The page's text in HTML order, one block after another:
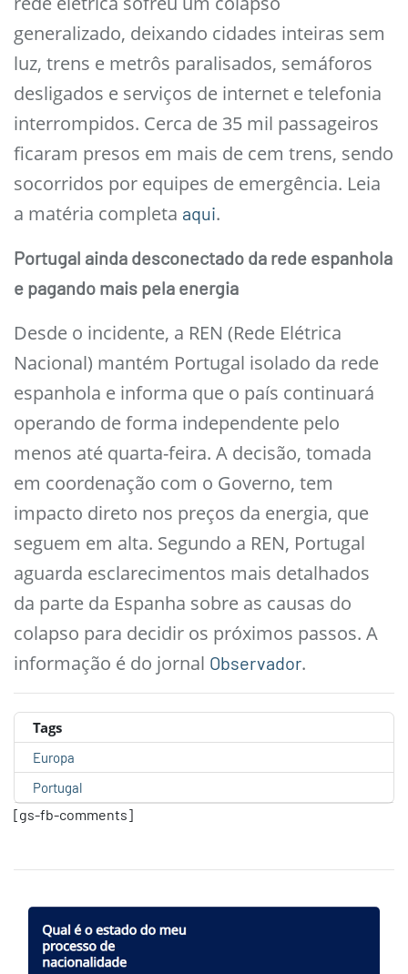
generalizado, deixando cidades inteiras sem
luz, trens e metrôs paralisados, semáforos
desligados e serviços de internet e telefonia
interrompidos. Cerca de 35 mil passageiros
ficaram presos em mais de cem trens, sendo
socorridos por equipes de emergência. Leia
a matéria completa aqui.
Portugal ainda desconectado da rede espanhola
e pagando mais pela energia
Desde o incidente, a REN (Rede Elétrica
Nacional) mantém Portugal isolado da rede
espanhola e informa que o país continuará
operando de forma independente pelo
menos até quarta-feira. A decisão, tomada
em coordenação com o Governo, tem
impacto direto nos preços da energia, que
seguem em alta. Segundo a REN, Portugal
aguarda esclarecimentos mais detalhados
da parte da Espanha sobre as causas do
colapso para decidir os próximos passos. A
informação é do jornal Observador.
Tags
Europa
Portugal
[gs-fb-comments]